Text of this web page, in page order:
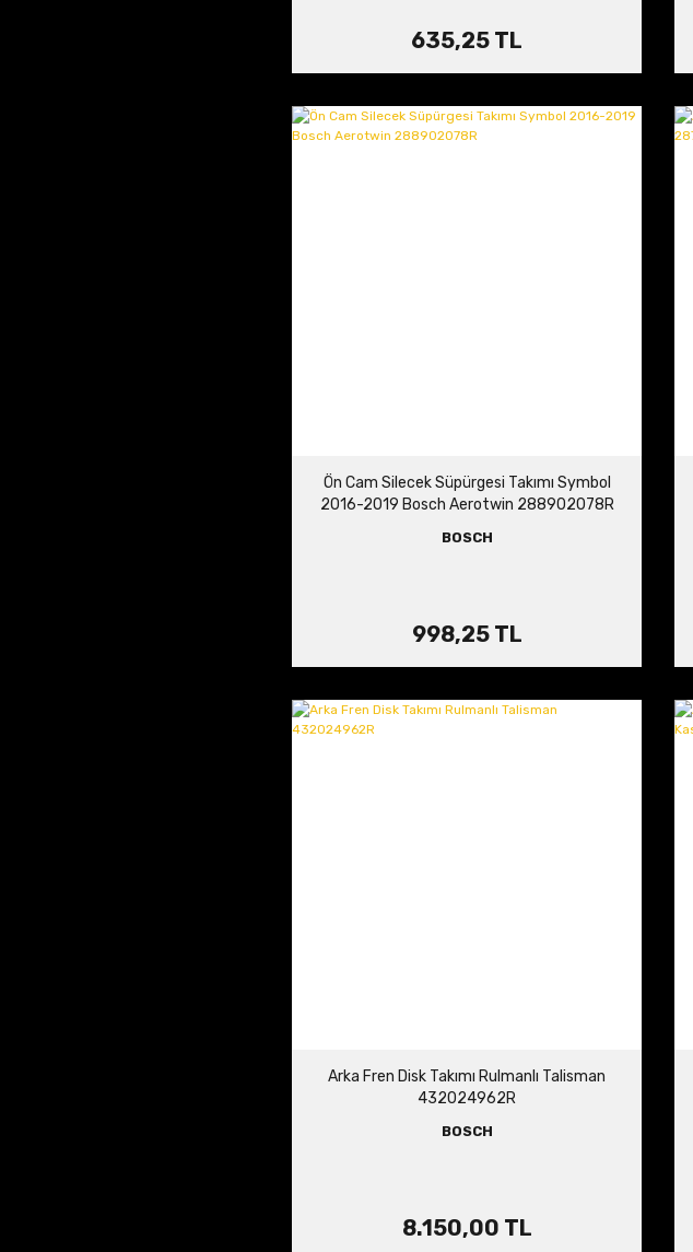
635,25 TL
Ön Cam Silecek Süpürgesi Takımı Symbol
2016-2019 Bosch Aerotwin 288902078R
BOSCH
998,25 TL
Arka Fren Disk Takımı Rulmanlı Talisman
432024962R
BOSCH
8.150,00 TL